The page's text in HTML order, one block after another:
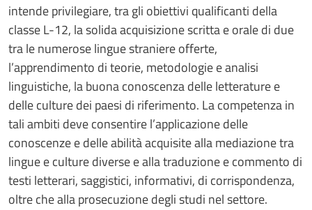
intende privilegiare, tra gli obiettivi qualificanti della
classe L-12, la solida acquisizione scritta e orale di due
tra le numerose lingue straniere offerte,
l’apprendimento di teorie, metodologie e analisi
linguistiche, la buona conoscenza delle letterature e
delle culture dei paesi di riferimento. La competenza in
tali ambiti deve consentire l’applicazione delle
conoscenze e delle abilità acquisite alla mediazione tra
lingue e culture diverse e alla traduzione e commento di
testi letterari, saggistici, informativi, di corrispondenza,
oltre che alla prosecuzione degli studi nel settore.